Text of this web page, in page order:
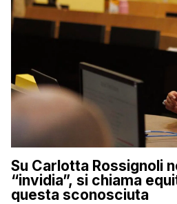
Su Carlotta Rossignoli
“invidia”, si chiama
questa sconosciuta